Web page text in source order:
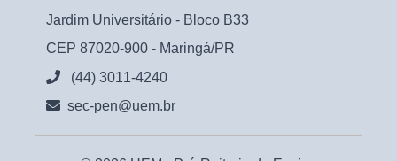
Jardim Universitário - Bloco B33
CEP 87020-900 - Maringá/PR
(44) 3011-4240
sec-pen@uem.br